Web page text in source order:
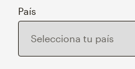
País